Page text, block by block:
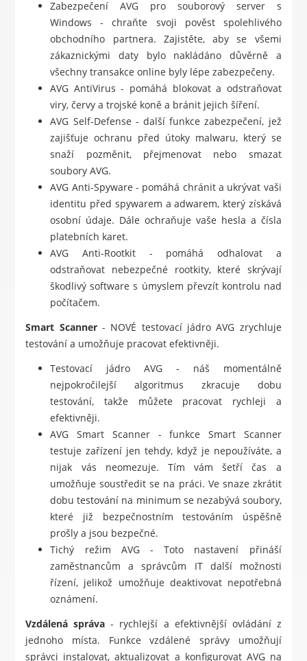
Zabezpečení AVG pro souborový server s
Windows - chraňte svoji pověst spolehlivého
obchodního partnera. Zajistěte, aby se všemi
zákaznickými daty bylo nakládáno důvěrně a
všechny transakce online byly lépe zabezpečeny.
AVG AntiVirus - pomáhá blokovat a odstraňovat
viry, červy a trojské koně a bránit jejich šíření.
AVG Self-Defense - další funkce zabezpečení, jež
zajišťuje ochranu před útoky malwaru, který se
snaží pozměnit, přejmenovat nebo smazat
soubory AVG.
AVG Anti-Spyware - pomáhá chránit a ukrývat vaši
identitu před spywarem a adwarem, který získává
osobní údaje. Dále ochraňuje vaše hesla a čísla
platebních karet.
AVG Anti-Rootkit - pomáhá odhalovat a
odstraňovat nebezpečné rootkity, které skrývají
škodlivý software s úmyslem převzít kontrolu nad
počítačem.
Smart Scanner- NOVÉ testovací jádro AVG zrychluje
testování a umožňuje pracovat efektivněji.
Testovací jádro AVG - náš momentálně
nejpokročilejší algoritmus zkracuje dobu
testování, takže můžete pracovat rychleji a
efektivněji.
AVG Smart Scanner - funkce Smart Scanner
testuje zařízení jen tehdy, když je nepoužíváte, a
nijak vás neomezuje. Tím vám šetří čas a
umožňuje soustředit se na práci. Ve snaze zkrátit
dobu testování na minimum se nezabývá soubory,
které již bezpečnostním testováním úspěšně
prošly a jsou bezpečné.
Tichý režim AVG - Toto nastavení přináší
zaměstnancům a správcům IT další možnosti
řízení, jelikož umožňuje deaktivovat nepotřebná
oznámení.
Vzdálená správa - rychlejší a efektivnější ovládání z
jednoho místa. Funkce vzdálené správy umožňují
správci instalovat, aktualizovat a konfigurovat AVG na